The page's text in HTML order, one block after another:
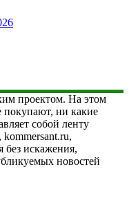
проектом. На этом
покупают, ни какие
собой ленту
kommersant.ru,
без искажения,
новостей